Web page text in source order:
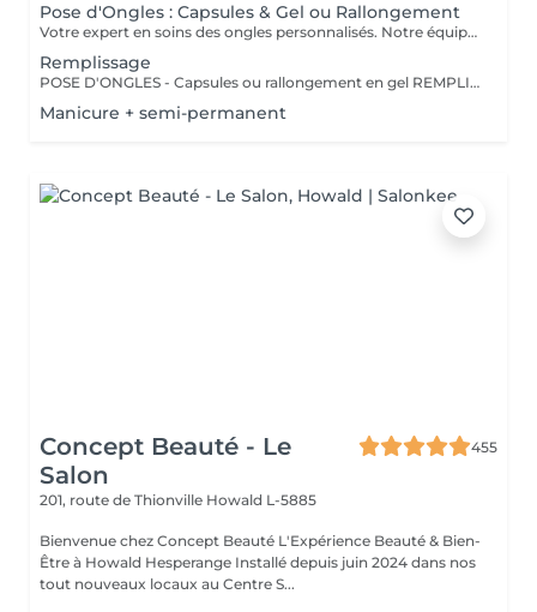
Pose d'Ongles : Capsules & Gel ou Rallongement
Votre expert en soins des ongles personnalisés. Notre équipe de prothésistes ongulaires diplômées vous offre une gamme complète de services pour des ongles magnifiques et durables. Expertise et Professionnalisme : Prothésistes qualifiées et expérimentées : o Isabel o Francesca o Fatima o Deborah o Patricia o Mirza Des produits de haute qualité, aux couleurs variées pour des résultats éclatants et durables. Garantie de beauté et santé de vos ongles. Services adaptés à vos goûts et votre personnalité Capsules pour allonger rapidement vos ongles. Rallongement en Gel : Pour un résultat naturel et durable. Remplissage toute les 3 a 4 semaines pour comble la repousse et préserve l'intégrité de la pose initiale. Manucure Soins et esthétisme pour des ongles en pleine santé et élégants. Nos Techniques Manucure Combinée : Soins complets et embellissement. Vernis Semi-Permanent : Couleur durable sans pose de gel. Chablon ou Capsules : Pose traditionnelle ou look naturel.
Remplissage
POSE D'ONGLES - Capsules ou rallongement en gel REMPLISSAGE MANUCURE Nos prothésistes ongulaire diplômée vous accueille dans notre espace d'esthétique des soins des ongles personnalisés. Nos maîtrisons des méthodes qui sauront vous permettre de garder de beaux ongles durablement avec le stylise en fonction de vos goûts et de votre personnalité : manucure combinée, pose de vernis semi-permanent, remplissage, pose complète au chablon ou capsules. Nos produits à la pointe des tendances, de haute qualité, des couleurs dotées d'une pigmentation multiples.
Manicure + semi-permanent
Concept Beauté - Le
Salon
455
201, route de Thionville Howald L-5885
Bienvenue chez Concept Beauté L'Expérience Beauté & Bien-
Être à Howald Hesperange Installé depuis juin 2024 dans nos
tout nouveaux locaux au Centre S...